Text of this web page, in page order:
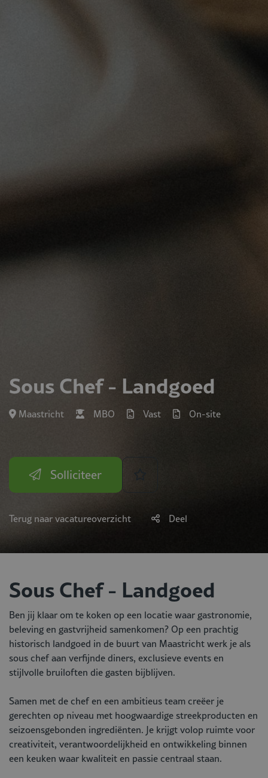
Sous Chef - Landgoed
Maastricht MBO Vast On-site
Solliciteer
Terug naar vacatureoverzicht Deel
Sous Chef - Landgoed
Ben jij klaar om te koken op een locatie waar gastronomie,
beleving en gastvrijheid samenkomen? Op een prachtig
historisch landgoed in de buurt van Maastricht werk je als
sous chef aan verfijnde diners, exclusieve events en
stijlvolle bruiloften die gasten bijblijven.
Samen met de chef en een ambitieus team creëer je
gerechten op niveau met hoogwaardige streekproducten en
seizoensgebonden ingrediënten. Je krijgt volop ruimte voor
creativiteit, verantwoordelijkheid en ontwikkeling binnen
een keuken waar kwaliteit en passie centraal staan.